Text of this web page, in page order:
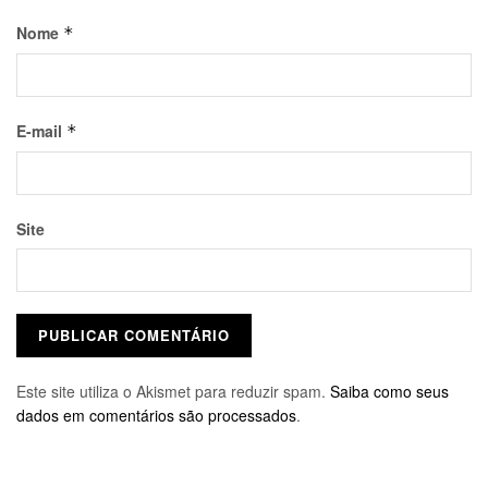
Nome *
E-mail *
Site
Este site utiliza o Akismet para reduzir spam. Saiba como seus
dados em comentários são processados.